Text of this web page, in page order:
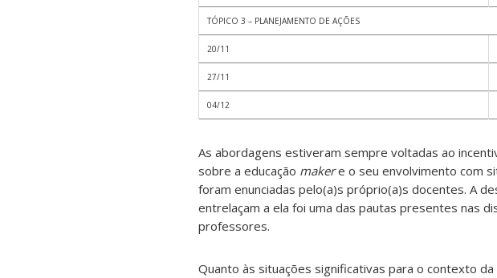
TÓPICO 3 – PLANEJAMENTO DE AÇÕES
20/11
27/11
04/12
As abordagens estiveram sempre voltadas ao
sobre a educação makere o seu envolvimento com
foram enunciadas pelo(a)s próprio(a)s docentes. A
entrelaçam a ela foi uma das pautas presentes nas
professores.
Quanto às situações significativas para o contexto